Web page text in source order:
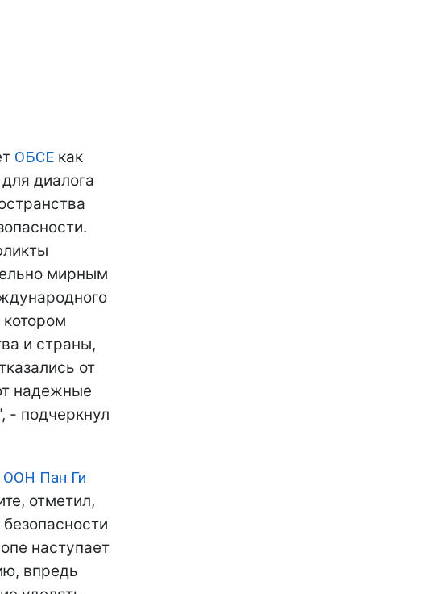
ОБСЕ как
диалога
мирным
и страны,
от
надежные
- подчеркнул
ООН Пан Ги
отметил,
наступает
впредь